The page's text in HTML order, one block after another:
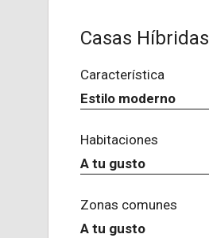
Casas Híbridas
Característica
Estilo moderno
Habitaciones
A tu gusto
Zonas comunes
A tu gusto